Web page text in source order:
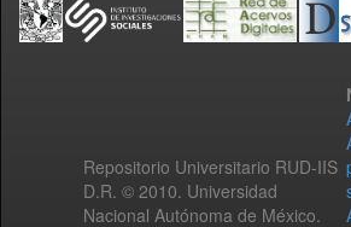
Repositorio Universitario RUD-IIS
D.R. © 2010. Universidad
Nacional Autónoma de México.